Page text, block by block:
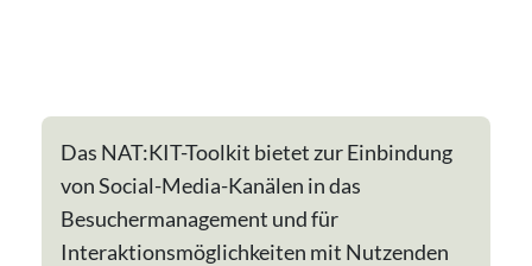
Das NAT:KIT-Toolkit bietet zur Einbindung
von Social-Media-Kanälen in das
Besuchermanagement und für
Interaktionsmöglichkeiten mit Nutzenden